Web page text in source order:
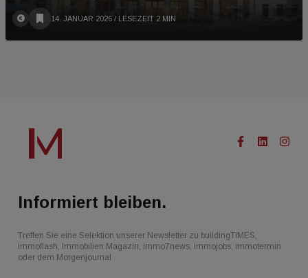
14. JANUAR 2026 / LESEZEIT 2 MIN
Informiert bleiben.
Treffen Sie eine Selektion unserer Newsletter zu buildingTIMES,
immoflash, Immobilien Magazin, immo7news, immojobs, immotermin
oder dem Morgenjournal